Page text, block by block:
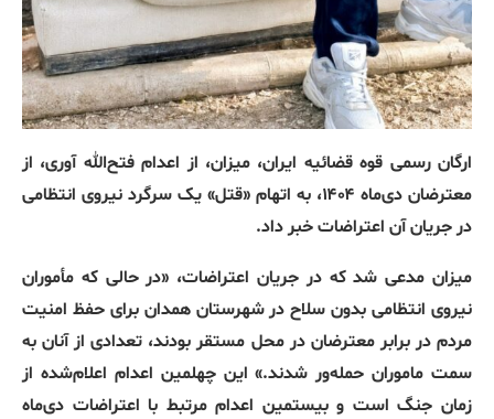
ارگان رسمی قوه قضائیه ایران، میزان، از اعدام فتح‌الله آوری، از
معترضان دی‌ماه ۱۴۰۴، به اتهام «قتل» یک سرگرد نیروی انتظامی
در جریان آن اعتراضات خبر داد.
میزان مدعی شد که در جریان اعتراضات، «در حالی که مأموران
نیروی انتظامی بدون سلاح در شهرستان همدان برای حفظ امنیت
مردم در برابر معترضان در محل مستقر بودند، تعدادی از آنان به
سمت ماموران حمله‌ور شدند.» این چهلمین اعدام اعلام‌شده از
زمان جنگ است و بیستمین اعدام مرتبط با اعتراضات دی‌ماه